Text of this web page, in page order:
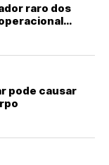
raro dos
pode causar